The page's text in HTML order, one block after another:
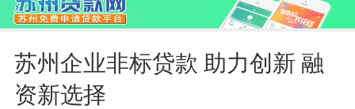
苏州企业非标贷款 助力创新 融
资新选择